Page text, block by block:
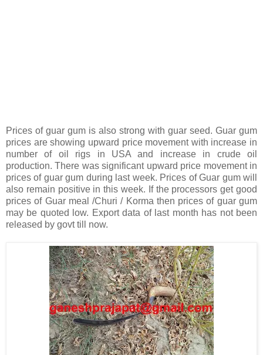
Prices of guar gum is also strong with guar seed. Guar gum
prices are showing upward price movement with increase in
number of oil rigs in USA and increase in crude oil
production. There was significant upward price movement in
prices of guar gum during last week. Prices of Guar gum will
also remain positive in this week. If the processors get good
prices of Guar meal /Churi / Korma then prices of guar gum
may be quoted low. Export data of last month has not been
released by govt till now.